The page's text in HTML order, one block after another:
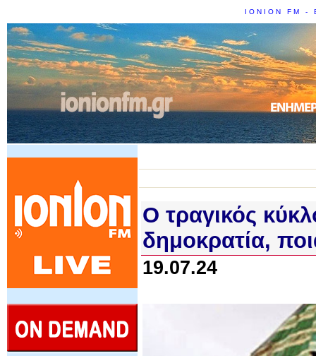
IONION FM -
Ο τραγικός
δημοκρατία,
19.07.24